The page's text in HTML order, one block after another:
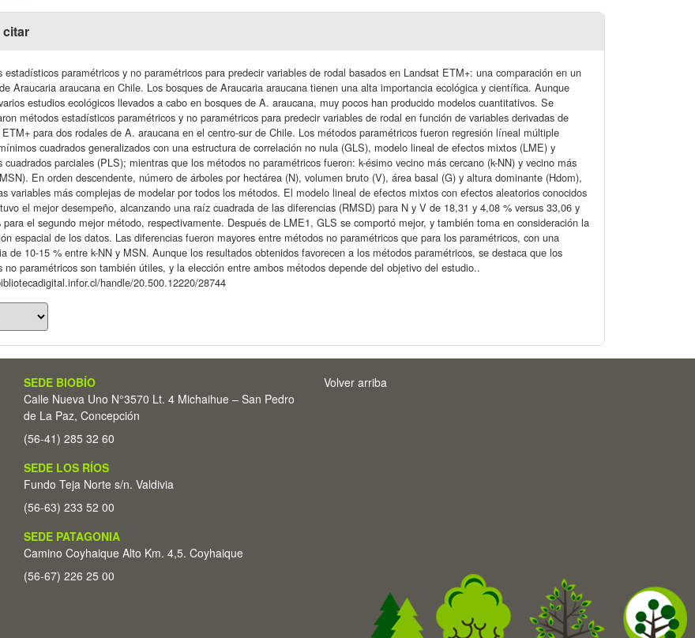
citar
estadísticos paramétricos y no paramétricos para predecir variables de rodal basados en Landsat ETM+: una comparación en un
Araucaria araucana en Chile. Los bosques de Araucaria araucana tienen una alta importancia ecológica y científica. Aunque
estudios ecológicos llevados a cabo en bosques de A. araucana, muy pocos han producido modelos cuantitativos. Se
métodos estadísticos paramétricos y no paramétricos para predecir variables de rodal en función de variables derivadas de
ETM+ para dos rodales de A. araucana en el centro-sur de Chile. Los métodos paramétricos fueron regresión líneal múltiple
cuadrados generalizados con una estructura de correlación no nula (GLS), modelo lineal de efectos mixtos (LME) y
cuadrados parciales (PLS); mientras que los métodos no paramétricos fueron: k-ésimo vecino más cercano (k-NN) y vecino más
En orden descendente, número de árboles por hectárea (N), volumen bruto (V), área basal (G) y altura dominante (Hdom),
variables más complejas de modelar por todos los métodos. El modelo lineal de efectos mixtos con efectos aleatorios conocidos
el mejor desempeño, alcanzando una raíz cuadrada de las diferencias (RMSD) para N y V de 18,31 y 4,08 % versus 33,06 y
para el segundo mejor método, respectivamente. Después de LME1, GLS se comportó mejor, y también toma en consideración la
espacial de los datos. Las diferencias fueron mayores entre métodos no paramétricos que para los paramétricos, con una
de 10-15 % entre k-NN y MSN. Aunque los resultados obtenidos favorecen a los métodos paramétricos, se destaca que los
no paramétricos son también útiles, y la elección entre ambos métodos depende del objetivo del estudio..
handle/20.500.12220/28744
SEDE BIOBÍO
Calle Nueva Uno N°3570 Lt. 4 Michaihue – San Pedro
de La Paz, Concepción
(56-41) 285 32 60
SEDE LOS RÍOS
Fundo Teja Norte s/n. Valdivia
(56-63) 233 52 00
SEDE PATAGONIA
Camino Coyhaique Alto Km. 4,5. Coyhaique
(56-67) 226 25 00
Volver arriba